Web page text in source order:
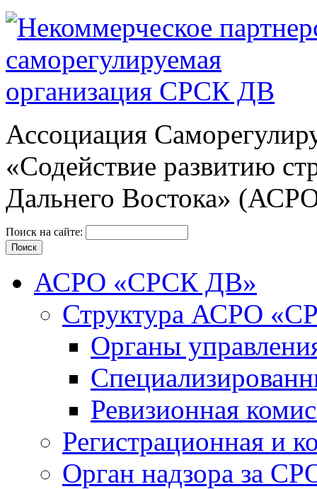
Ассоциация
«Содействие развитию
Дальнего Востока»
Поиск на сайте:
АСРО «СРСК ДВ»
Структура АСРО
Органы
Ревизионная
Регистрационная и
Орган надзора за